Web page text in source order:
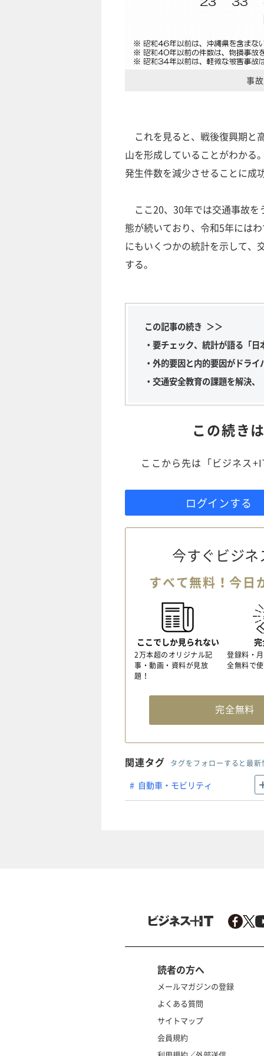
事
これを見ると、戦後復興期と
山を形成していることがわかる
発生件数を減少させることに成
ここ20、30年では交通事故を
態が続いており、令和5年には
にもいくつかの統計を示して、
する。
この記事の続き ＞＞
・要チェック、統計が語る「
・外的要因と内的要因がドラ
・交通安全教育の課題を解決
この続き
ここから先は「ビジネス
ログインする
今すぐビジ
すべて無料！今日
ここでしか見られない
2万本超のオリジナル記
事・動画・資料が見放
題！
登録料・
全無料で
完全無料
関連タグ タグをフォローすると最
自動車・モビリティ
読者の方へ
メールマガジンの登録
よくある質問
サイトマップ
会員規約